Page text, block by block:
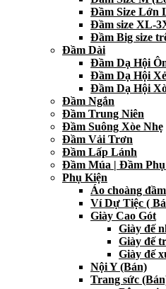
Đầm Size Lớn
Đầm size XL-
Đầm Big size
Đầm Dài
Đầm Dạ Hội
Đầm Dạ Hội
Đầm Dạ Hội
Đầm Ngắn
Đầm Trung Niên
Đầm Suông Xòe Nhẹ
Đầm Vải Trơn
Đầm Lấp Lánh
Đầm Múa | Đầm
Phụ Kiện
Áo choàng
Ví Dự Tiệc (
Giày Cao Gót
Giày đế
Giày đế
Giày đế
Nội Y (Bán)
Trang sức